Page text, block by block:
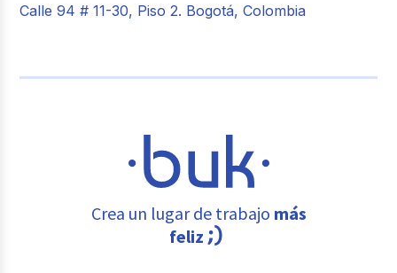
Calle 94 # 11-30, Piso 2. Bogotá, Colombia
Crea un lugar de trabajo más
feliz